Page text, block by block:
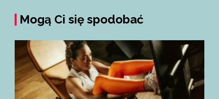
Mogą Ci się spodobać